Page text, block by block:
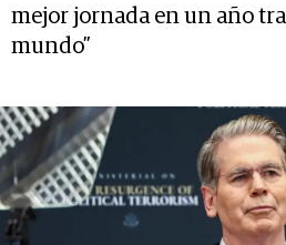
mejor jornada en un año
mundo”